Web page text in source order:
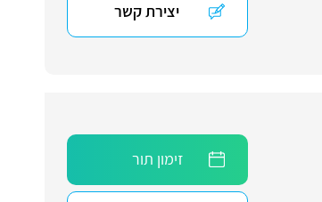
יצירת קשר
זימון תור